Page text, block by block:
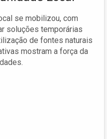
se mobilizou, com
soluções temporárias
de fontes naturais
mostram a força da